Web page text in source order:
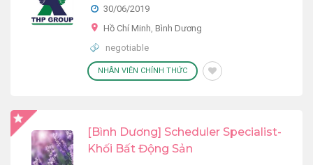
30/06/2019
Hồ Chí Minh, Bình Dương
negotiable
NHÂN VIÊN CHÍNH THỨC
[Bình Dương] Scheduler Specialist-
Khối Bất Động Sản